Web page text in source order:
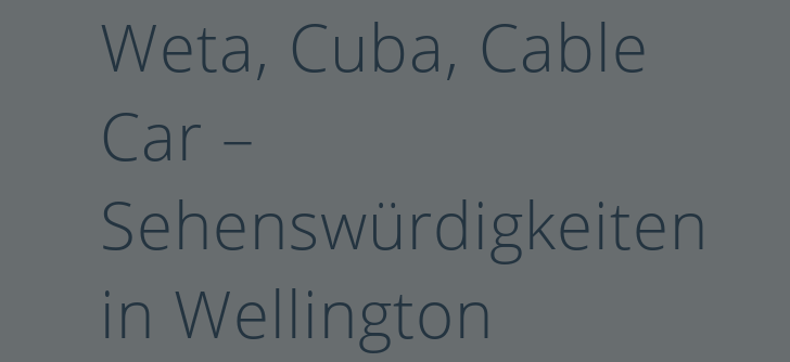
Weta, Cuba, Cable
Car –
Sehenswürdigkeiten
in Wellington